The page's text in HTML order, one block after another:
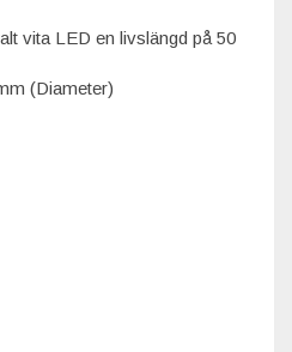
vita LED en livslängd på 50
(Diameter)